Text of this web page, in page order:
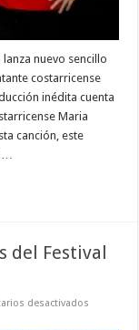
nuevo sencillo
costarricense
inédita cuenta
Maria
canción, este
del Festival
desactivados